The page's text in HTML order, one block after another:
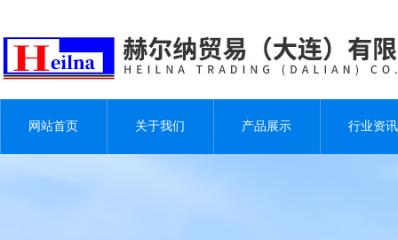
网站首页 关于我们 产品展示 行业资讯